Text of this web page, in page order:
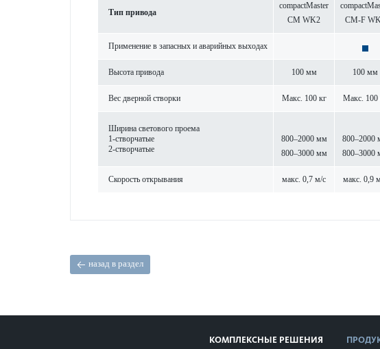
Тип при­вода
compactMaster
CM WK2
CM-F
Применение в запасных и авар­ийных выходах
Высота при­вода 100 мм 100 мм
Вес дверной створки Макс. 100 кг Макс. 100
Ширина свет­ового проема
1-створ­чатые
2-створ­чатые
800–2000 мм
800–3000 мм
800–2000
800–3000
Скор­ость открывания макс. 0,7 м/с макс. 0,9
назад в раздел
КОМПЛЕКСНЫЕ РЕШЕНИЯ